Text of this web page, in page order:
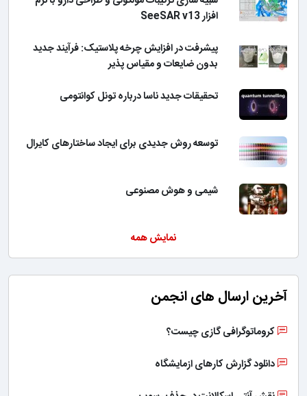
افزار SeeSAR v13
پیشرفت در افزایش چرخه پلاستیک: فرآیند جدید
بدون ضایعات و مقیاس پذیر
تحقیقات جدید ناسا درباره تونل کوانتومی
توسعه روش جدیدی برای ایجاد ساختارهای کایرال
شیمی و هوش مصنوعی
نمایش همه
آخرین ارسال های انجمن
کروماتوگرافی گازی چیست؟
دانلود گزارش کارهای ازمایشگاه